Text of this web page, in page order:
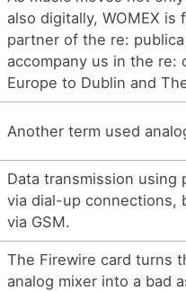
also digitally, WOMEX
partner of the re:
accompany us in the re:
Europe to Dublin and
Another term used
Data transmission using
via dial-up connections,
via GSM.
The Firewire card turns
analog mixer into a bad